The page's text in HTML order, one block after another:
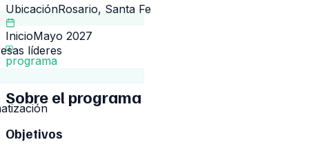
líderes
UbicaciónRosario, Santa Fe
InicioMayo 2027
programa
Sobre el programa
Objetivos